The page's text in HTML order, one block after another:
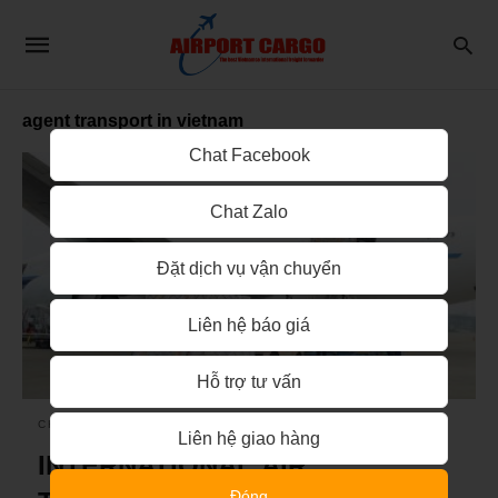
agent transport in vietnam
CHUYỂN PHÁT NHANH
INTERNATIONAL AIR
Chat Facebook
Chat Zalo
Đặt dịch vụ vận chuyển
Liên hệ báo giá
Hỗ trợ tư vấn
Liên hệ giao hàng